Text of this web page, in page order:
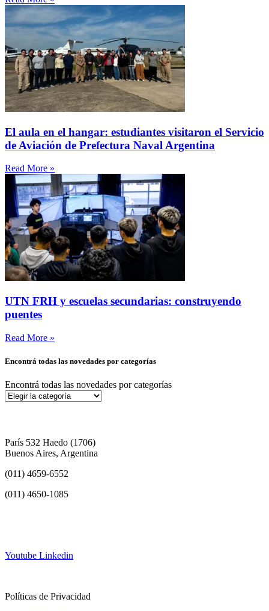
El aula en el hangar: estudiantes visitaron el Servicio
de Aviación de Prefectura Naval Argentina
Read More »
UTN FRH y escuelas secundarias: construyendo
puentes
Read More »
Encontrá todas las novedades por categorías
Encontrá todas las novedades por categorías
París 532 Haedo (1706)
Buenos Aires, Argentina
(011) 4659-6552
(011) 4650-1085
Youtube Linkedin
Políticas de Privacidad